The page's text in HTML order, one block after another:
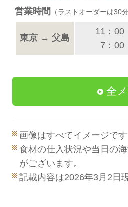
営業時間 （ラストオーダーは30分
東京 → 父島
11：00
7：00
全
画像はすべてイメージです
食材の仕入状況や当日の
がございます。
記載内容は2026年3月2日